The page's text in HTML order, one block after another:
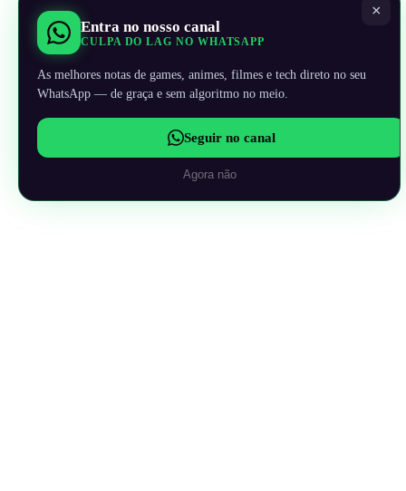
×
Entra no nosso canal
CULPA DO LAG NO WHATSAPP
As melhores notas de games, animes, filmes e tech direto no seu
WhatsApp — de graça e sem algoritmo no meio.
Seguir no canal
Agora não